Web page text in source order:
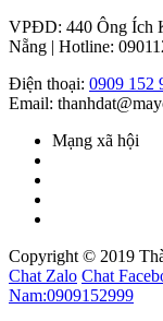
VPĐD: 440 Ông Ích
Nẵng | Hotline:
Điện thoại: 0909 152
Email:
Mạng xã hội
Copyright © 2019
Chat Zalo Chat
Nam:0909152999